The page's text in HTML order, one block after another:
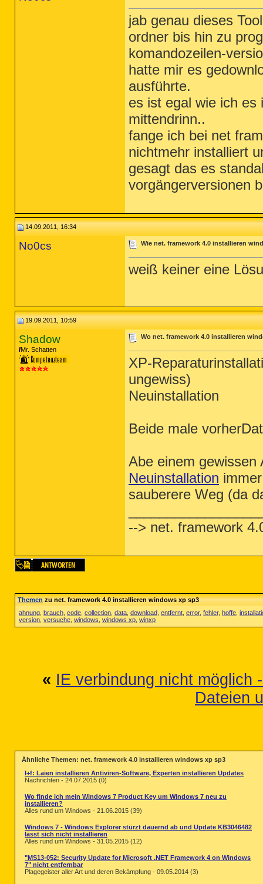
jab genau dieses
ordner bis hin zu
komandozeilen-
hatte mir es
ausführte.
es ist egal wie ich es
mittendrinn..
fange ich bei net
nichtmehr installiert
gesagt das es
vorgängerversionen
14.09.2011, 16:34
No0cs Wie net. framework 4.0 installieren
weiß keiner eine
19.09.2011, 10:59
Shadow
Mr. Schatten
Wo net. framework 4.0 installieren
XP-
ungewiss)
Neuinstallation
Beide male
Abe einem gewissen
Neuinstallation
sauberere Weg (da
--> net. framework
Themenzu net. framework 4.0 installieren windows xp sp3
ahnung brauch code collection data download entfernt error, fehler, hoffe
version versuche windows windows xp winxp
« IE verbindung nicht möglich
Dateien
Ähnliche Themen: net. framework 4.0 installieren windows xp sp3
l+f: Laien installieren Antiviren-Software, Experten installieren Updates
Nachrichten - 24.07.2015 (0)
Wo finde ich mein Windows 7 Product Key um Windows 7 neu zu
installieren?
Alles rund um Windows - 21.06.2015 (39)
Windows 7 - Windows Explorer stürzt dauernd ab und Update KB3046482
lässt sich nicht installieren
Alles rund um Windows - 31.05.2015 (12)
"MS13-052: Security Update for Microsoft .NET Framework 4 on Windows
7" nicht entfernbar
Plagegeister aller Art und deren Bekämpfung - 09.05.2014 (3)